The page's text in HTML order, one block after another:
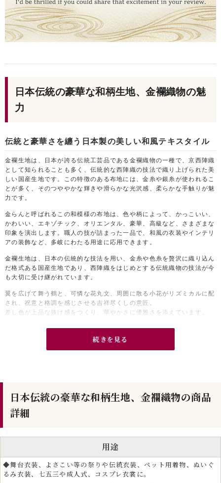
日本伝統の豪華な和柄生地、金襴織物の魅
力
伝統と豪華さを纏う日本製の美しい和風テキスタイル
金襴生地は、日本が誇る伝統工芸品である金襴織物の一種で、京西陣織
として知られることも多く、伝統的な西陣織の技法で織り上げられた美
しい国産生地です。この特徴のある布地には、金糸や銀糸が使われるこ
とが多く、そのつややかな輝きや滑らかな光沢感、柔らかな手触りが魅
力です。
金らんと呼ばれるこの和模様の布地は、色や柄によって、かっこいい、
かわいい、エキゾチック、オリエンタル、豪華、高級など、さまざまな
印象を演出します。職人の技が詰まった一品で、和風の衣装やインテリ
アの装飾など、多岐にわたる用途に応用できます。
金襴生地は、日本の伝統的な技法を用い、金糸や色糸を贅沢に織り込ん
だ格式ある国産生地であり、西陣織をはじめとする伝統織物の技法が今
も大切に受け継がれています。
翼を広げて舞う鶴と、可憐な花丸文、周囲に散る小花がリズミカルに配
され、祝意と格調を感じさせる吉祥尽くしの意匠。
差し色が上品な抜け感をつくり、華やかさに優雅さを添えています。
帯・舞台衣装・雛人形や和装小物、御朱印帳カバー、バッグ、インテリ
アのアクセントなど、特別感を出したい制作におすすめです。
続きを見る
日本伝統の豪華な和柄生地、金襴織物の商品
詳細
用途
◆舞台衣装、よさこい等の祭りや伝統衣装、ペット用着物、ぬいぐ
るみ衣装、七五三や成人式、コスプレ衣裳に。